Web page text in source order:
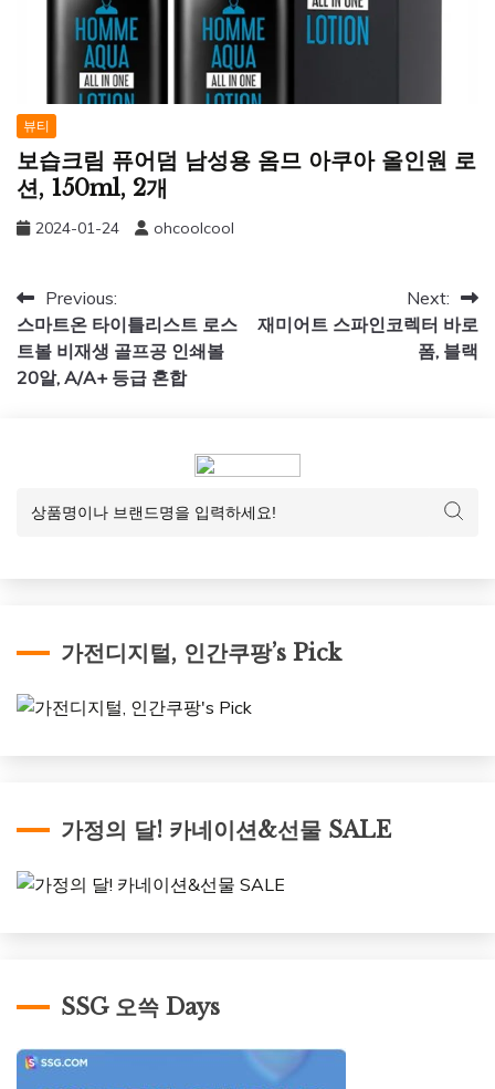
뷰티
보습크림 퓨어덤 남성용 옴므 아쿠아 올인원 로
션, 150ml, 2개
2024-01-24 ohcoolcool
글
탐
색
Previous:
스마트온 타이틀리스트 로스
트볼 비재생 골프공 인쇄볼
20알, A/A+ 등급 혼합
Next:
재미어트 스파인코렉터 바로
폼, 블랙
가전디지털, 인간쿠팡’s Pick
가정의 달! 카네이션&선물 SALE
SSG 오쓱 Days